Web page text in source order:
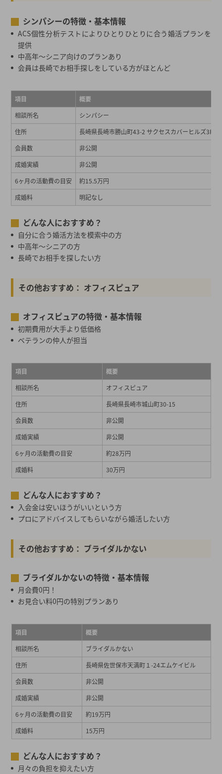
シンパシーの特徴・基本情報
ACS個性分析テストによりひとりひとりに合う婚活プランを
提供
中高年～シニア向けのプランあり
会員は長崎でお相手探しをしている方がほとんど
項目
概要
相談所名
シンパシー
住所
長崎県長崎市勝山町43-2 サクセスカバーヒルズ3F
会員数
非公開
成婚実績
非公開
6ヶ月の活動費の目安
約15.5万円
成婚料
明記なし
どんな人におすすめ？
自分に合う婚活方法を模索中の方
中高年～シニアの方
長崎でお相手を探したい方
その他おすすめ： オフィスピュア
オフィスピュアの特徴・基本情報
初期費用が大手より低価格
ベテランの仲人が担当
項目
概要
相談所名
オフィスピュア
住所
長崎県長崎市城山町30-15
会員数
非公開
成婚実績
非公開
6ヶ月の活動費の目安
約28万円
成婚料
30万円
どんな人におすすめ？
入会金は安いほうがいいという方
プロにアドバイスしてもらいながら婚活したい方
その他おすすめ： ブライダルかない
ブライダルかないの特徴・基本情報
月会費0円！
お見合い料0円の特別プランあり
項目
概要
相談所名
ブライダルかない
住所
長崎県佐世保市天満町１-24エムケイビル
会員数
非公開
成婚実績
非公開
6ヶ月の活動費の目安
約19万円
成婚料
15万円
どんな人におすすめ？
月々の負担を抑えたい方